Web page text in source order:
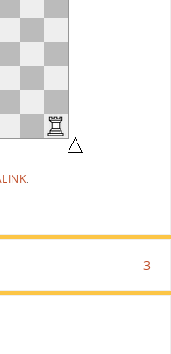
.
3